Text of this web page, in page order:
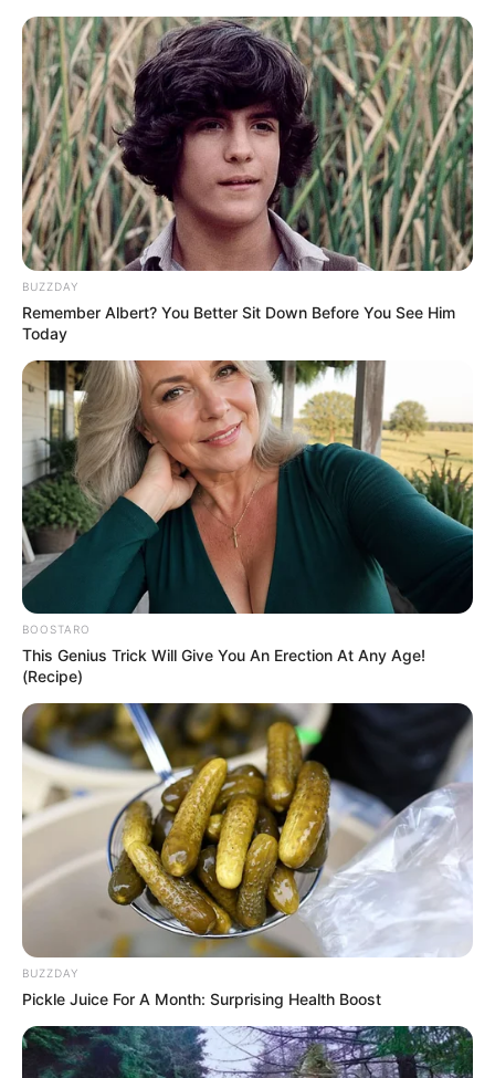
11:11 / 06 Avqust 2026 CƏMİYYƏT
"Qaçqınkom" aylıq müavinətlə bağlı
RƏSMİ AÇIQLAMA YAYDI
276
10:48 / 06 Avqust 2026
Ekoloqdan ekoloji bərpa ilə bağlı
AÇIQLAMA: Hansı hallarda müdaxilə
qaçılmazdır?
83 0 0
10:21 / 06 Avqust 2026 DÜNYA
BUZZDAY
Remember Albert? You Better Sit Down Before You See Him
Today
BOOSTARO
This Genius Trick Will Give You An Erection At Any Age!
(Recipe)
BUZZDAY
Pickle Juice For A Month: Surprising Health Boost